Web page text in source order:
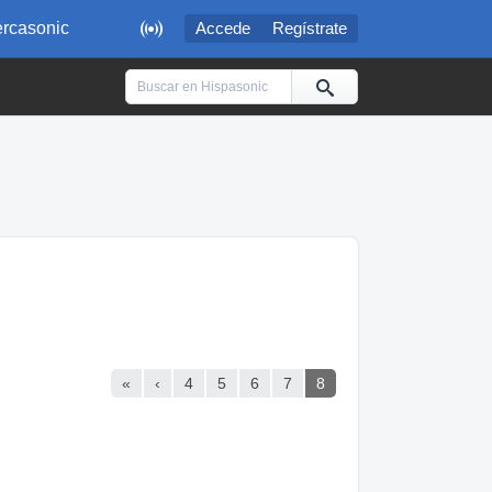
 Accede Regístrate
« ‹ 4 5 6 7 8